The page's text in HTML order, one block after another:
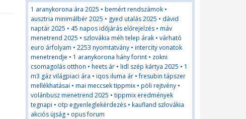
1 aranykorona ára 2025 • bemért rendszámok •
ausztria minimálbér 2025 • gyed utalás 2025 • dávid
naptár 2025 • 45 napos időjárás előrejelzés • máv
menetrend 2025 • szlovákia méh telep árak • várható
euro árfolyam • 2253 nyomtatvány • intercity vonatok
menetrendje • 1 aranykorona hány forint • zokni
csomagolás otthon • heets ár • lidl szép kártya 2025 • 1
m3 gáz világpiaci ára • iqos iluma ár •fresubin tápszer
mellékhatásai • mai meccsek tippmix • pöli rejtvény •
volánbusz menetrend 2025 • tippmix eredmények
tegnapi • otp egyenleglekérdezés • kaufland szlovákia
akciós újság • opus forum